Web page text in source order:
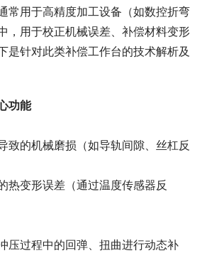
常用于高精度加工设备（如数控折弯
，用于校正机械误差、补偿材料变形
是针对此类补偿工作台的技术解析及
功能
致的机械磨损（如导轨间隙、丝杠反
热变形误差（通过温度传感器反
压过程中的回弹、扭曲进行动态补